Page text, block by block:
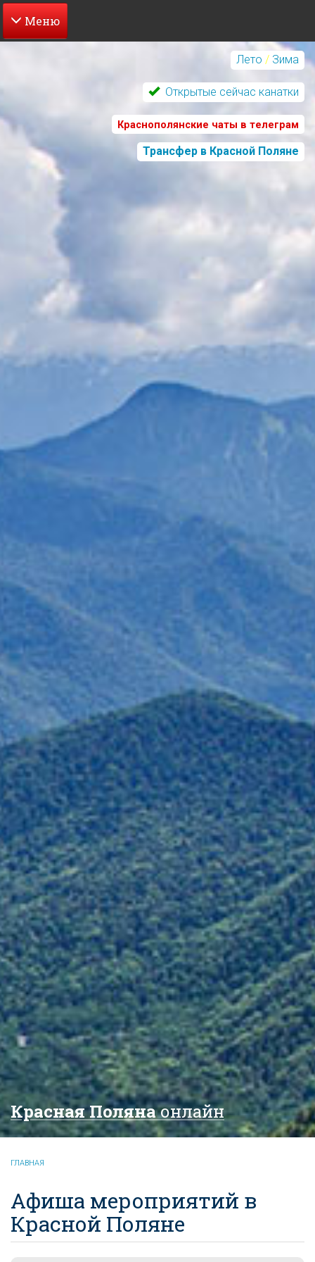
Перейти
содержанию
Лето / Зима
Открытые сейчас канатки
Краснополянские чаты в телеграм
Трансфер в Красной Поляне
Красная Полянаонлайн
ГЛАВНАЯ
Афиша мероприятий в
Красной Поляне